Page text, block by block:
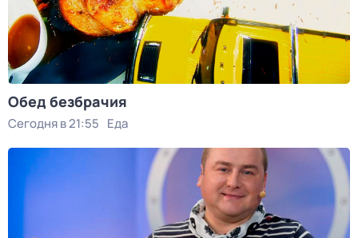
Обед безбрачия
Сегодня в 21:55 Еда